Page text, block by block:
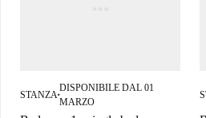
STANZA ■
DISPONIBILE DAL 01
MARZO